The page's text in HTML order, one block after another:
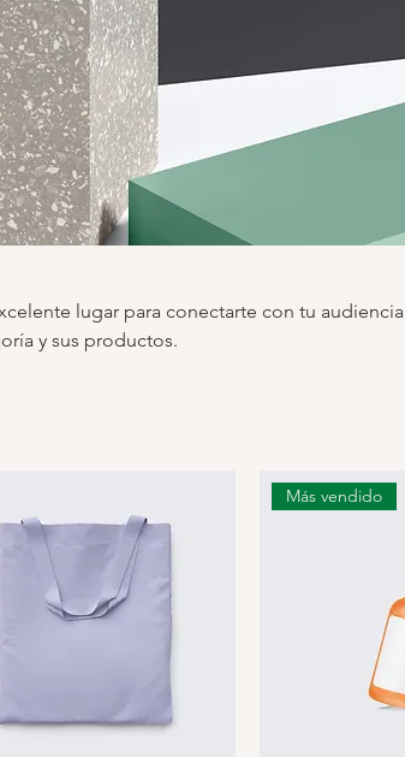
lugar para conectarte con tu audiencia
y sus productos.
Más vendido